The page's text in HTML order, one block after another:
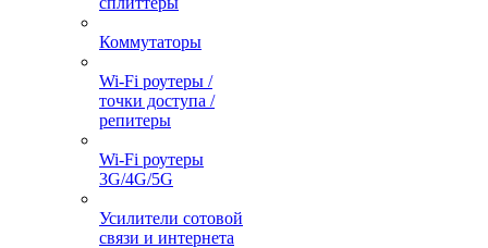
Коммутаторы
Wi-Fi роутеры /
точки доступа /
репитеры
Wi-Fi роутеры
3G/4G/5G
Усилители сотовой
связи и интернета